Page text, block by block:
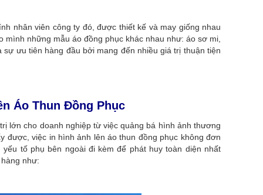
nhân viên công ty đó, được thiết kế và may giống nhau
những mẫu áo đồng phục khác nhau như: áo sơ mi,
ưu tiên hàng đầu bởi mang đến nhiều giá trị thuận tiện
Áo Thun Đồng Phục
lớn cho doanh nghiệp từ việc quảng bá hình ảnh thương
được, việc in hình ảnh lên áo thun đồng phục không đơn
tố phụ bên ngoài đi kèm để phát huy toàn diện nhất
như: